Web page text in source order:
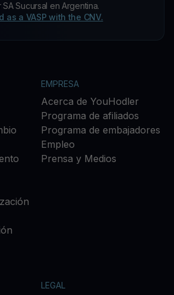
Sucursal en Argentina.
as a VASP with the CNV.
EMPRESA
Acerca de YouHodler
Programa de afiliados
Programa de embajadores
Empleo
Prensa y Medios
LEGAL